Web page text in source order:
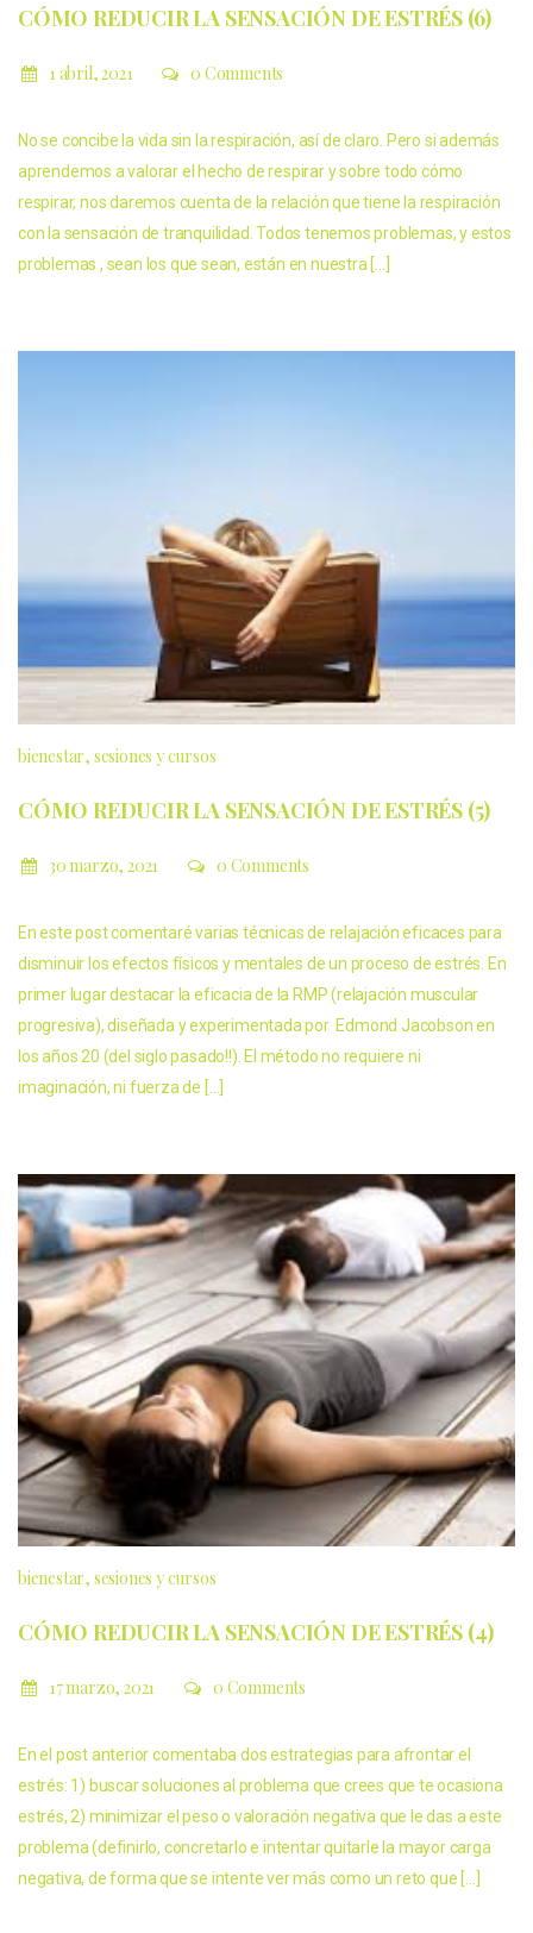
CÓMO REDUCIR LA SENSACIÓN DE ESTRÉS (6)
1 abril, 2021 0 Comments
No se concibe la vida sin la respiración, así de claro. Pero si además
aprendemos a valorar el hecho de respirar y sobre todo cómo
respirar, nos daremos cuenta de la relación que tiene la respiración
con la sensación de tranquilidad. Todos tenemos problemas, y estos
problemas , sean los que sean, están en nuestra […]
bienestar sesiones y cursos
CÓMO REDUCIR LA SENSACIÓN DE ESTRÉS (5)
30 marzo, 2021 0 Comments
En este post comentaré varias técnicas de relajación eficaces para
disminuir los efectos físicos y mentales de un proceso de estrés. En
primer lugar destacar la eficacia de la RMP (relajación muscular
progresiva), diseñada y experimentada por Edmond Jacobson en
los años 20 (del siglo pasado!!). El método no requiere ni
imaginación, ni fuerza de […]
bienestar sesiones y cursos
CÓMO REDUCIR LA SENSACIÓN DE ESTRÉS (4)
17 marzo, 2021 0 Comments
En el post anterior comentaba dos estrategias para afrontar el
estrés: 1) buscar soluciones al problema que crees que te ocasiona
estrés, 2) minimizar el peso o valoración negativa que le das a este
problema (definirlo, concretarlo e intentar quitarle la mayor carga
negativa, de forma que se intente ver más como un reto que […]